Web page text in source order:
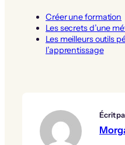
Créer une formation
Les secrets d’une
Les meilleurs outils
l’apprentissage
Écrit